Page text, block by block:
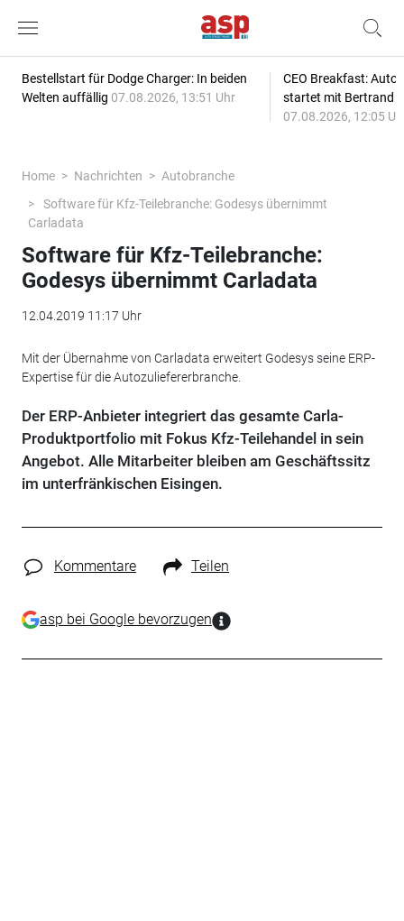
Bestellstart für Dodge Charger: In beiden
Welten auffällig 07.08.2026, 13:51 Uhr
CEO Breakfast:
startet mit Bertrand
07.08.2026, 12:05
Home Nachrichten
Autobranche
Software für Kfz-Teilebranche: Godesys übernimmt
Carladata
Software für Kfz-Teilebranche:
Godesys übernimmt Carladata
12.04.2019 11:17 Uhr
Mit der Übernahme von Carladata erweitert Godesys seine ERP-
Expertise für die Autozuliefererbranche.
Der ERP-Anbieter integriert das gesamte Carla-
Produktportfolio mit Fokus Kfz-Teilehandel in sein
Angebot. Alle Mitarbeiter bleiben am Geschäftssitz
im unterfränkischen Eisingen.
Kommentare Teilen
asp bei Google bevorzugen